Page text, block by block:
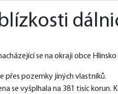
se na okraji obce
přes pozemky jiných vlastníků.
se vyšplhala na 381 tisíc